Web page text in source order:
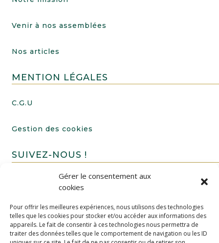
Gérer le consentement aux
cookies
Pour offrir les meilleures expériences, nous utilisons des technologies
telles que les cookies pour stocker et/ou accéder aux informations des
appareils. Le fait de consentir à ces technologies nous permettra de
traiter des données telles que le comportement de navigation ou les ID
Venir à nos assemblées
Nos articles
MENTION LÉGALES
C.G.U
Gestion des cookies
SUIVEZ-NOUS !